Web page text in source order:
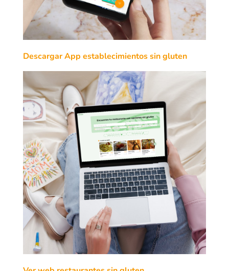
Descargar App establecimientos sin gluten